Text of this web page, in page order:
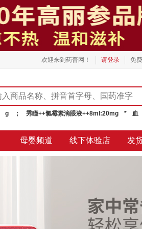
欢迎来到药普网！ 请登录 免
g ； 秀瞳++氯霉素滴眼液++8ml:20mg * 血
母婴频道 线下体验店 发